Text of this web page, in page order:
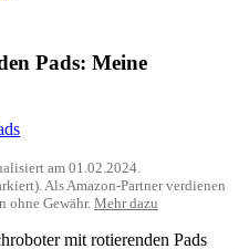
Pads: Meine
am 01.02.2024.
Als Amazon-Partner verdienen
ohne Gewähr. Mehr dazu
mit rotierenden Pads